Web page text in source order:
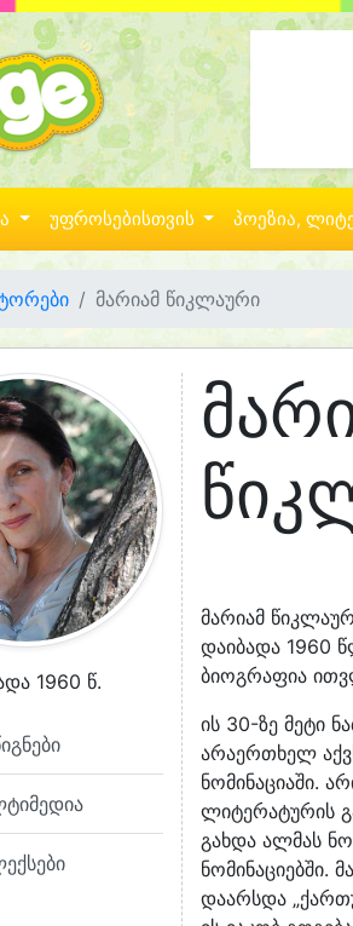
უფროსებისთვის პოეზია,
მარიამ წიკლაური
1960 წ.
მარიამ
დაიბადა 1960
ბიოგრაფია
ის 30-ზე მეტი
არაერთხელ
ნომინაციაში.
ლიტერატურის
გახდა ალმას
ნომინაციებში.
დაარსდა